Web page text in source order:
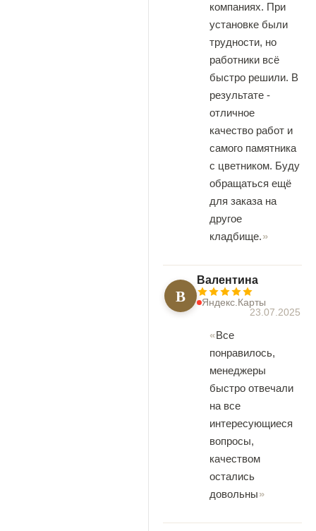
компаниях. При
установке были
трудности, но
работники всё
быстро решили. В
результате -
отличное
качество работ и
самого памятника
с цветником. Буду
обращаться ещё
для заказа на
другое
кладбище.
В
Валентина
Яндекс.Карты
23.07.2025
Все
понравилось,
менеджеры
быстро отвечали
на все
интересующиеся
вопросы,
качеством
остались
довольны